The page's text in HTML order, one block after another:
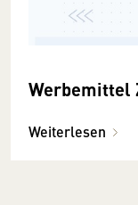
Werbemittel
Weiterlesen